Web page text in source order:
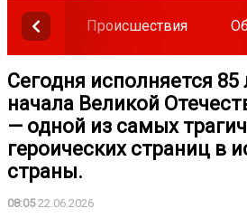
Происшествия
Сегодня исполняется 85
начала Великой
— одной из самых
героических страниц в
страны.
08:0522.06.2026